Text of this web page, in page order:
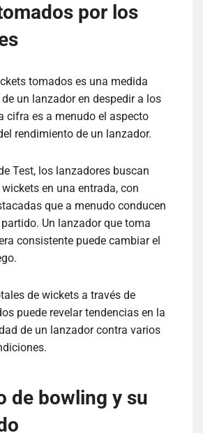
por los
tomados es una medida
un lanzador en despedir a los
cifra es a menudo el aspecto
rendimiento de un lanzador.
Test, los lanzadores buscan
en una entrada, con
que a menudo conducen
Un lanzador que toma
consistente puede cambiar el
de wickets a través de
puede revelar tendencias en la
de un lanzador contra varios
de bowling y su